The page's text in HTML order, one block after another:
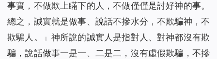
事實，不做欺上瞞下的人，不做僅僅是討好神的事。
總之，誠實就是做事、說話不摻水分，不欺騙神，不
欺騙人。
」神所說的誠實人是指對人、對神都沒有欺
騙，說話做事一是一、二是二，沒有虛假欺騙，不摻